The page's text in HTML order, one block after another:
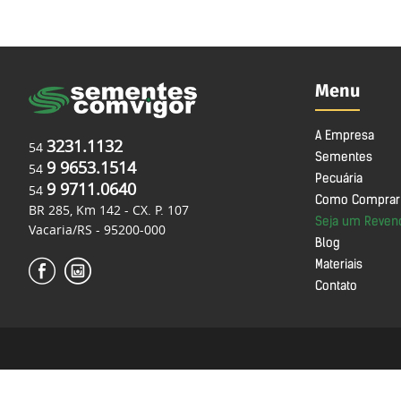
54 3231.1132
54 9 9653.1514
54 9 9711.0640
BR 285, Km 142 - CX. P. 107
Vacaria/RS - 95200-000
Menu
A Empresa
Sementes
Pecuária
Como Comprar
Seja um
Blog
Materiais
Contato